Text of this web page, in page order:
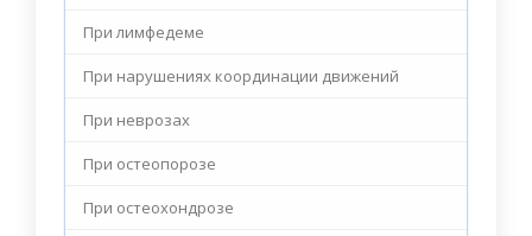
При лимфедеме
При нарушениях координации движений
При неврозах
При остеопорозе
При остеохондрозе